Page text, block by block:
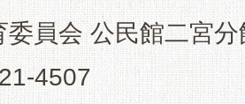
委員会 公民館二宮分
4507